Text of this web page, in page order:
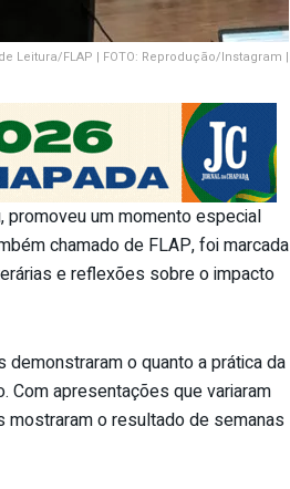
Leitura/FLAP | FOTO: Reprodução/Instagram |
promoveu um momento especial
chamado de FLAP, foi marcada
e reflexões sobre o impacto
o quanto a prática da
Com apresentações que variaram
o resultado de semanas